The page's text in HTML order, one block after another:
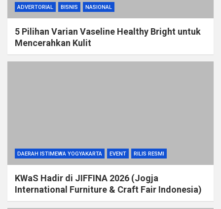
ADVERTORIAL BISNIS NASIONAL
5 Pilihan Varian Vaseline Healthy Bright untuk
Mencerahkan Kulit
DAERAH ISTIMEWA YOGYAKARTA EVENT RILIS RESMI
KWaS Hadir di JIFFINA 2026 (Jogja
International Furniture & Craft Fair Indonesia)